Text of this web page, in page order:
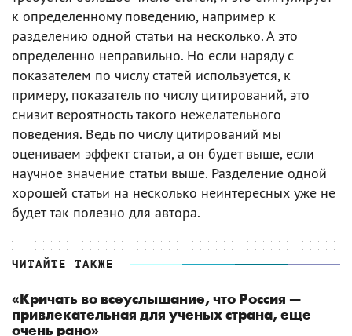
к определенному поведению, например к
разделению одной статьи на несколько. А это
определенно неправильно. Но если наряду с
показателем по числу статей используется, к
примеру, показатель по числу цитирований, это
снизит вероятность такого нежелательного
поведения. Ведь по числу цитирований мы
оцениваем эффект статьи, а он будет выше, если
научное значение статьи выше. Разделение одной
хорошей статьи на несколько неинтересных уже не
будет так полезно для автора.
ЧИТАЙТЕ ТАКЖЕ
«Кричать во всеуслышание, что Россия —
привлекательная для ученых страна, еще
очень рано»